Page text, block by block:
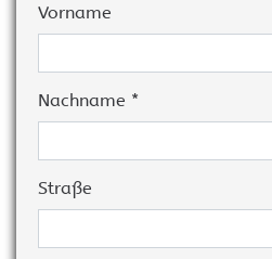
Vorname
Nachname *
Straße